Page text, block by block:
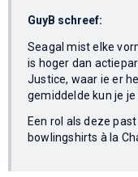
GuyB schreef:
Seagal mist elke
is hoger dan
Justice, waar ie er
gemiddelde kun je je
Een rol als deze
bowlingshirts à la